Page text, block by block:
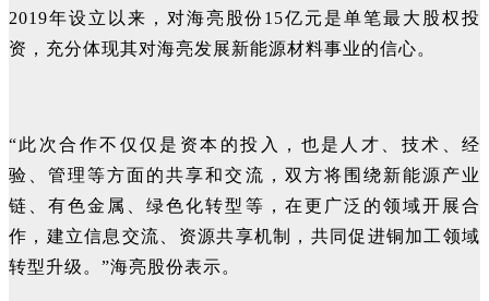
2019年设立以来，对海亮股份15亿元是单笔最大股权投
资，充分体现其对海亮发展新能源材料事业的信心。
“此次合作不仅仅是资本的投入，也是人才、技术、经
验、管理等方面的共享和交流，双方将围绕新能源产业
链、有色金属、绿色化转型等，在更广泛的领域开展合
作，建立信息交流、资源共享机制，共同促进铜加工领域
转型升级。”海亮股份表示。